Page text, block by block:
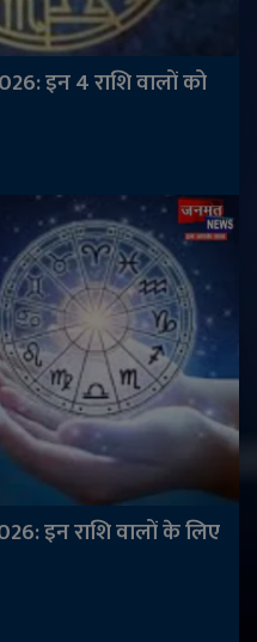
इन 4 राशि वालों को
इन राशि वालों के लिए